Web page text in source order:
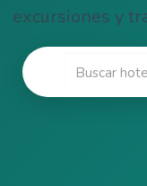
excursiones y